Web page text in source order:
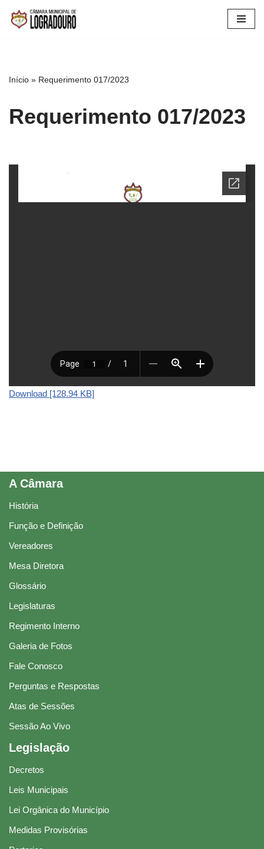
Pular
Início » Requerimento 017/2023
Requerimento 017/2023
Download [128.94 KB]
A Câmara
História
Função e Definição
Vereadores
Mesa Diretora
Glossário
Legislaturas
Regimento Interno
Galeria de Fotos
Fale Conosco
Perguntas e Respostas
Atas de Sessões
Sessão Ao Vivo
Legislação
Decretos
Leis Municipais
Lei Orgânica do Município
Medidas Provisórias